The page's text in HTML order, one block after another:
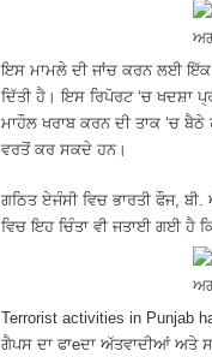
ਇਸ ਮਾਮਲੇ ਦੀ ਜਾਂਚ ਕਰਨ ਲਈ ਇੱਕ
ਦਿੱਤੀ ਹੈ। ਇਸ ਰਿਪੋਰਟ ‘ਚ ਖਦਸ਼ਾ
ਮਾਹੌਲ ਖਰਾਬ ਕਰਨ ਦੀ ਤਾਕ ‘ਚ
ਵਰਤੋਂ ਕਰ ਸਕਦੇ ਹਨ।
ਗਠਿਤ ਏਜੰਸੀ ਵਿਚ ਭਾਰਤੀ ਫੌਜ,
ਵਿਚ ਇਹ ਚਿੰਤਾ ਵੀ ਜਤਾਈ ਗਈ ਹੈ
Terrorist activities in Punjab
ਗੈਪਸ ਦਾ ਫਾeਦਾ ਅੱਤਵਾਦੀਆਂ ਅਤੇ